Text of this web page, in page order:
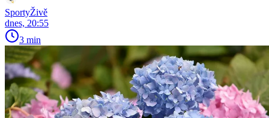
SportyŽivě
dnes, 20:55
3 min